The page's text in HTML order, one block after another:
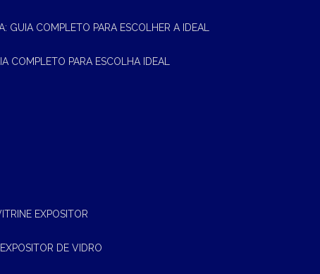
GUIA COMPLETO PARA ESCOLHER A IDEAL
COMPLETO PARA ESCOLHA IDEAL
EXPOSITOR
EXPOSITOR DE VIDRO